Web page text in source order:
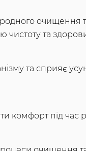
очищення
чистоту та
та сприяє
комфорт під час